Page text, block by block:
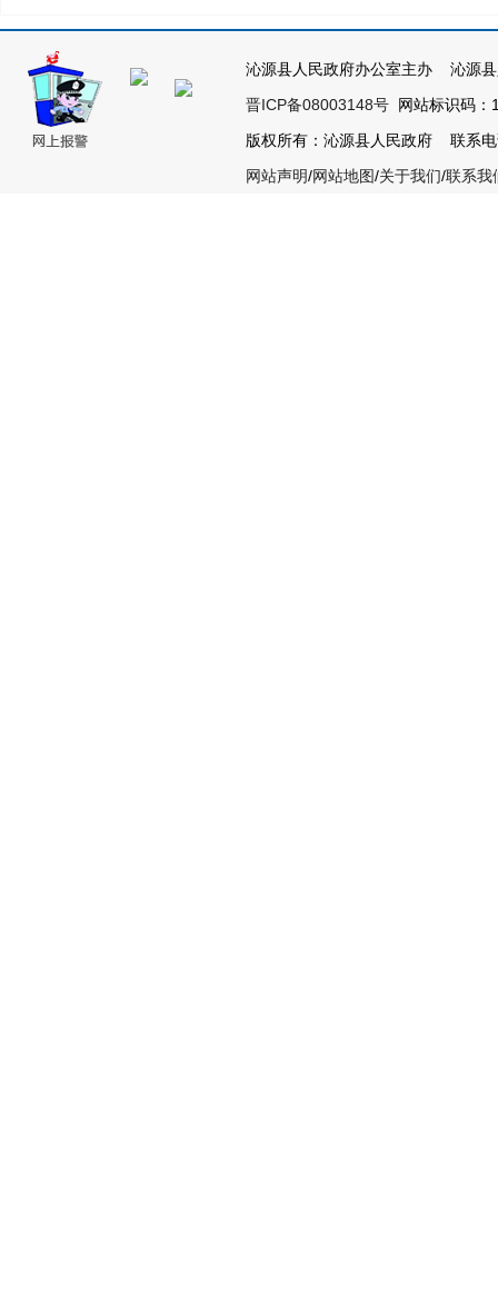
沁源县人民政府办公室主办 沁源
晋ICP备08003148号 网站标识码
版权所有：沁源县人民政府 联系
网站声明/网站地图/关于我们/联系我